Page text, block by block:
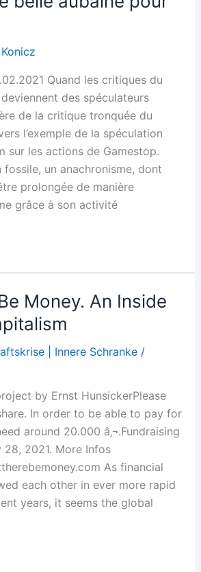
Quand les critiques du
des spéculateurs
de la critique tronquée du
l’exemple de la spéculation
sur les actions de Gamestop.
fossile, un anachronisme, dont
prolongée de manière
grâce à son activité
Money. An Inside
| Innere Schranke/
by Ernst HunsickerPlease
In order to be able to pay for
around 20.000 â‚¬.Fundraising
28, 2021. More Infos
As financial
each other in ever more rapid
years, it seems the global